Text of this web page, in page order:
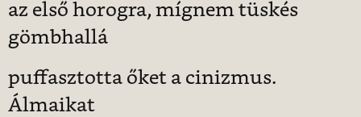
az első horogra, mígnem tüskés
gömbhallá
puffasztotta őket a cinizmus.
Álmaikat